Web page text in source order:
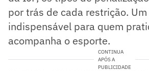
por trás de cada restrição.
indispensável para quem
acompanha o esporte.
CONTINUA
APÓS A
PUBLICIDADE